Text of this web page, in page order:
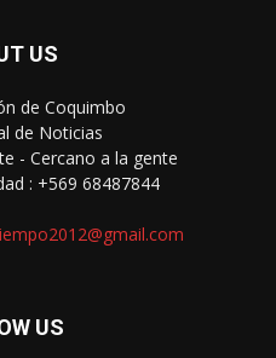
US
de Coquimbo
de Noticias
- Cercano a la gente
: +569 68487844
US